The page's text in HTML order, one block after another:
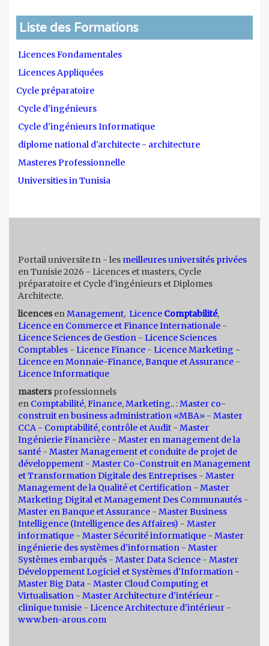
Liste des Formations
Licences Fondamentales
Licences Appliquées
Cycle préparatoire
Cycle d'ingénieurs
Cycle d'ingénieurs Informatique
diplome national d'architecte - architecture
Masteres Professionnelle
Universities in Tunisia
Portail universite.tn - les meilleures universités privées
en Tunisie 2026 - Licences et masters, Cycle
préparatoire et Cycle d'ingénieurs et Diplomes
Architecte.
licences en Management, Licence Comptabilité,
Licence en Commerce et Finance Internationale -
Licence Sciences de Gestion - Licence Sciences
Comptables - Licence Finance - Licence Marketing -
Licence en Monnaie-Finance, Banque et Assurance -
Licence Informatique
masters professionnels
en Comptabilité,Finance,Marketing.. :Master co-
construit en business administration «MBA» - Master
CCA - Comptabilité, contrôle et Audit - Master
Ingénierie Financière - Master en management de la
santé - Master Management et conduite de projet de
développement - Master Co-Construit en Management
et Transformation Digitale des Entreprises - Master
Management de la Qualité et Certification - Master
Marketing Digital et Management Des Communautés -
Master en Banque et Assurance - Master Business
Intelligence (Intelligence des Affaires) - Master
informatique - Master Sécurité informatique - Master
ingénierie des systèmes d'information - Master
Systèmes embarqués - Master Data Science - Master
Développement Logiciel et Systèmes d'Information -
Master Big Data - Master Cloud Computing et
Virtualisation - Master Architecture d'intérieur -
clinique tunisie - Licence Architecture d'intérieur -
www.ben-arous.com